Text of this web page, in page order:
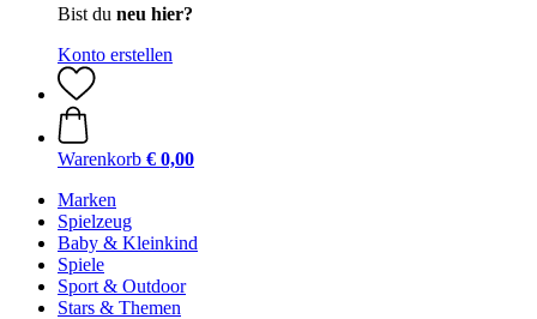
Bist du neu hier?
Konto erstellen
Warenkorb € 0,00
Marken
Spielzeug
Baby & Kleinkind
Spiele
Sport & Outdoor
Stars & Themen